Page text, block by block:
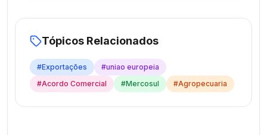
Tópicos Relacionados
#Exportações #uniao europeia
#Acordo Comercial #Mercosul #Agropecuaria